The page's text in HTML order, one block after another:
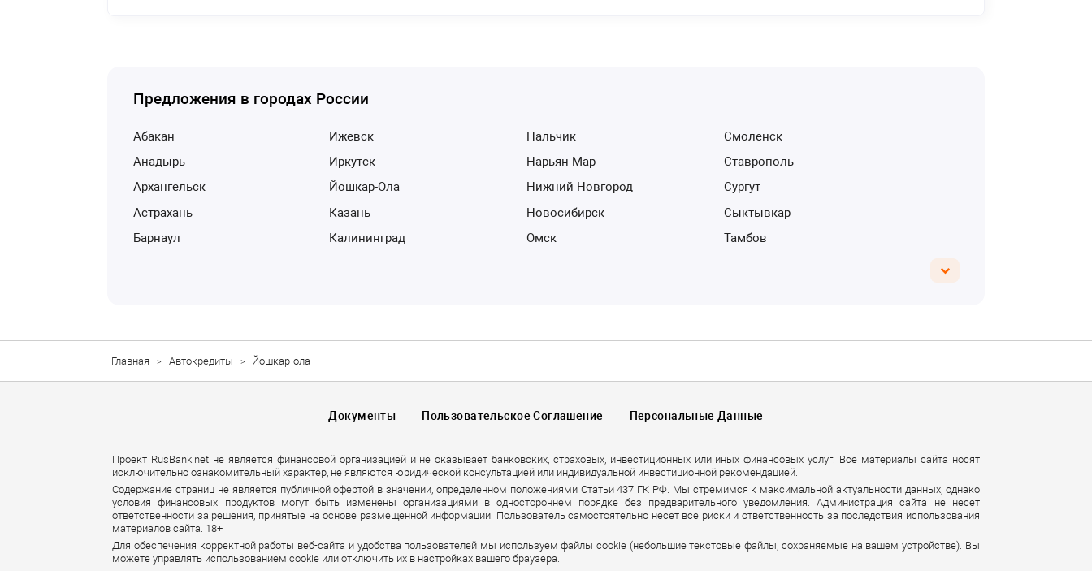
Предложения в городах России
Абакан
Анадырь
Архангельск
Астрахань
Барнаул
Ижевск
Иркутск
Йошкар-Ола
Казань
Калининград
Нальчик
Нарьян-Мар
Нижний Новгород
Новосибирск
Омск
Смоленск
Ставрополь
Сургут
Сыктывкар
Тамбов
Главная Автокредиты Йошкар-ола
Документы Пользовательское Соглашение Персональные Данные
Проект RusBank.net не является финансовой организацией и не оказывает банковских, страховых, инвестиционных или иных финансовых услуг. Все материалы сайта носят
исключительно ознакомительный характер, не являются юридической консультацией или индивидуальной инвестиционной рекомендацией.
Содержание страниц не является публичной офертой в значении, определенном положениями Статьи 437 ГК РФ. Мы стремимся к максимальной актуальности данных, однако
условия финансовых продуктов могут быть изменены организациями в одностороннем порядке без предварительного уведомления. Администрация сайта не несет
ответственности за решения, принятые на основе размещенной информации. Пользователь самостоятельно несет все риски и ответственность за последствия использования
материалов сайта. 18+
Для обеспечения корректной работы веб-сайта и удобства пользователей мы используем файлы cookie (небольшие текстовые файлы, сохраняемые на вашем устройстве). Вы
можете управлять использованием cookie или отключить их в настройках вашего браузера.